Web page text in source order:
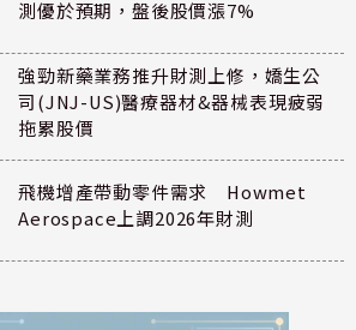
測優於預期，盤後股價漲7%
強勁新藥業務推升財測上修，嬌生公
司(JNJ-US)醫療器材&器械表現疲弱
拖累股價
飛機增產帶動零件需求 Howmet
Aerospace上調2026年財測